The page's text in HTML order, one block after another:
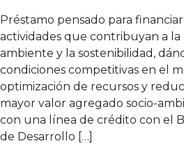
Préstamo pensado para
actividades que contribuyan a
ambiente y la sostenibilidad,
condiciones competitivas en el
optimización de recursos y
mayor valor agregado socio-
con una línea de crédito con el
de Desarrollo […]